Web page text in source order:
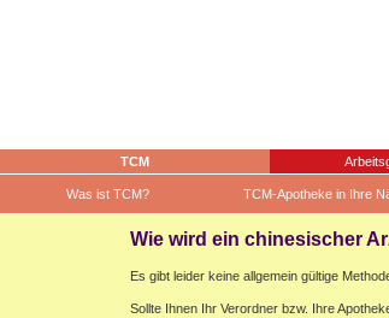
TCM
Was ist TCM? TCM-Apotheke in Ihre
Wie wird ein chinesischer
Es gibt leider keine allgemein gültige
Sollte Ihnen Ihr Verordner bzw. Ihre